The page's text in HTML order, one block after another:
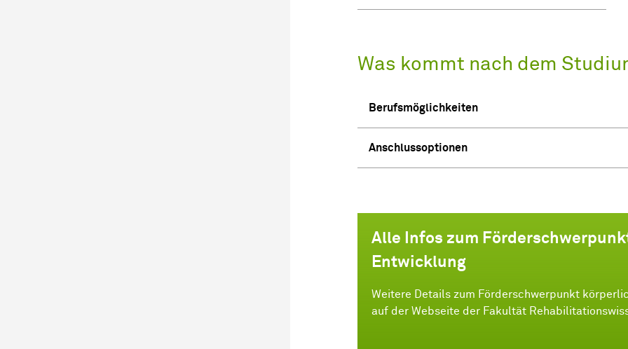
Was kommt nach dem
Berufsmöglichkeiten
Anschlussoptionen
Alle Infos zum
Entwicklung
Weitere Details zum Förderschwerpunkt
auf der Webseite der Fakultät